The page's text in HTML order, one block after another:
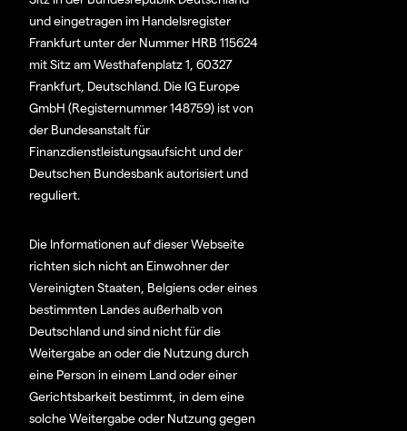
und eingetragen im Handelsregister
Frankfurt unter der Nummer HRB 115624
mit Sitz am Westhafenplatz 1, 60327
Frankfurt, Deutschland. Die IG Europe
GmbH (Registernummer 148759) ist von
der Bundesanstalt für
Finanzdienstleistungsaufsicht und der
Deutschen Bundesbank autorisiert und
reguliert.
Die Informationen auf dieser Webseite
richten sich nicht an Einwohner der
Vereinigten Staaten, Belgiens oder eines
bestimmten Landes außerhalb von
Deutschland und sind nicht für die
Weitergabe an oder die Nutzung durch
eine Person in einem Land oder einer
Gerichtsbarkeit bestimmt, in dem eine
solche Weitergabe oder Nutzung gegen